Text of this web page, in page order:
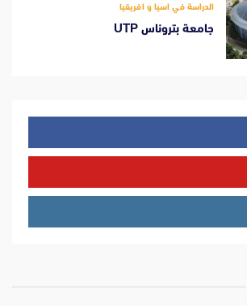
الدراسة في اسيا و افريقيا
جامعة بتروناس UTP